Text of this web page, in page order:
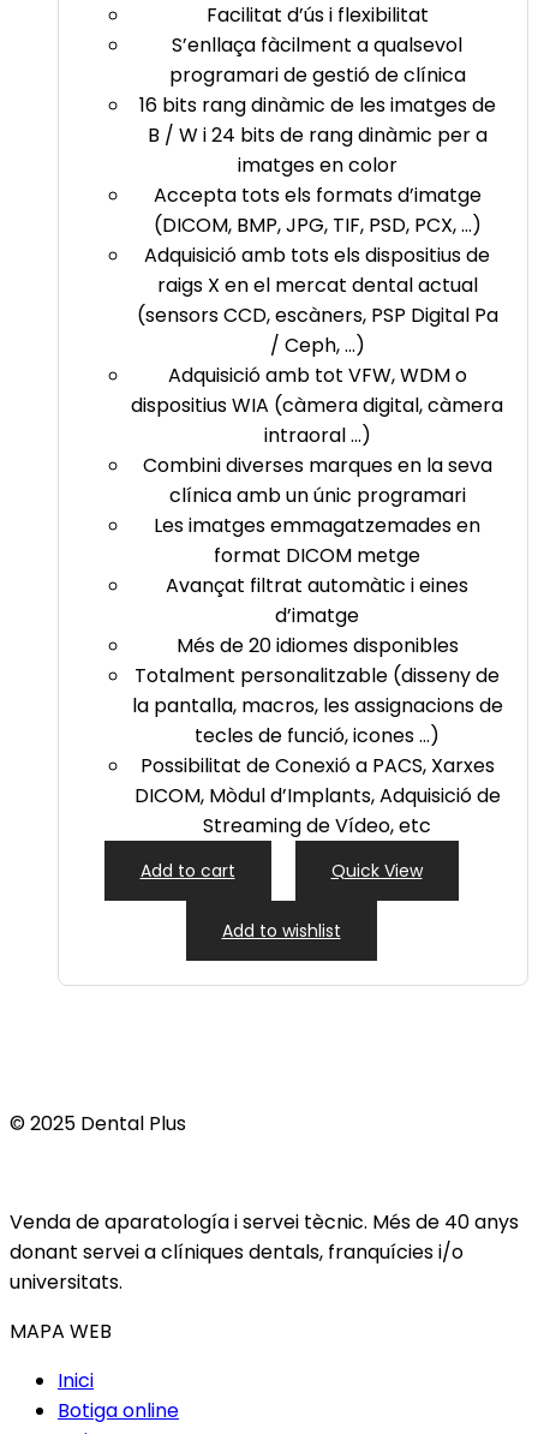
Facilitat d’ús i flexibilitat
S’enllaça fàcilment a qualsevol
programari de gestió de clínica
16 bits rang dinàmic de les imatges de
B / W i 24 bits de rang dinàmic per a
imatges en color
Accepta tots els formats d’imatge
(DICOM, BMP, JPG, TIF, PSD, PCX, …)
Adquisició amb tots els dispositius de
raigs X en el mercat dental actual
(sensors CCD, escàners, PSP Digital Pa
/ Ceph, …)
Adquisició amb tot VFW, WDM o
dispositius WIA (càmera digital, càmera
intraoral …)
Combini diverses marques en la seva
clínica amb un únic programari
Les imatges emmagatzemades en
format DICOM metge
Avançat filtrat automàtic i eines
d’imatge
Més de 20 idiomes disponibles
Totalment personalitzable (disseny de
la pantalla, macros, les assignacions de
tecles de funció, icones …)
Possibilitat de Conexió a PACS, Xarxes
DICOM, Mòdul d’Implants, Adquisició de
Streaming de Vídeo, etc
Add to cart Quick View
Add to wishlist
© 2025 Dental Plus
Venda de aparatología i servei tècnic. Més de 40 anys
donant servei a clíniques dentals, franquícies i/o
universitats.
MAPA WEB
Inici
Botiga online